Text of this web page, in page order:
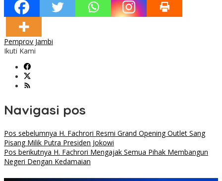
Pemprov Jambi
Ikuti Kami
Navigasi pos
Pos sebelumnya H. Fachrori Resmi Grand Opening Outlet Sang
Pisang Milik Putra Presiden Jokowi
Pos berikutnya H. Fachrori Mengajak Semua Pihak Membangun
Negeri Dengan Kedamaian